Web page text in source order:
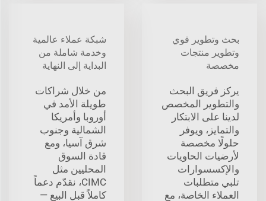
بحث وتطوير قوي
وتطوير منتجات
مخصصة
يركز فريق البحث
والتطوير المخصص
لدينا على الابتكار
والتمايز، ويوفر
حلولًا مخصصة
لأرضيات الحاويات
والإكسسوارات
تلبي متطلبات
العملاء الخاصة، مع
شبكة عملاء عالمية
وخدمة شاملة من
البداية إلى النهاية
من خلال شراكات
طويلة الأمد في
أوروبا وأمريكا
الشمالية وجنوب
شرق آسيا، ومع
قادة السوق
المحليين مثل
CIMC، نقدّم دعماً
كاملاً قبل البيع —